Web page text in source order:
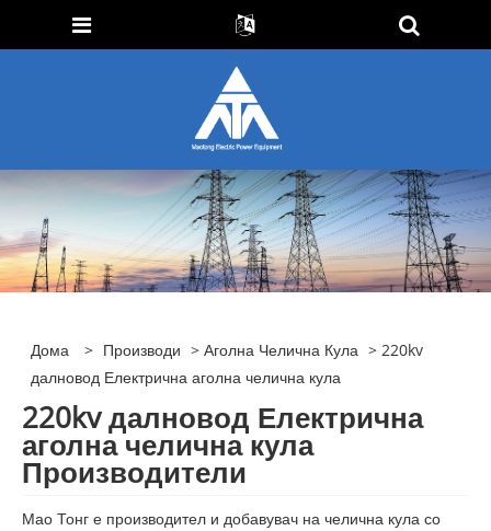
Дома > Производи >Аголна Челична Кула > 220kv
далновод Електрична аголна челична кула
220kv далновод Електрична
аголна челична кула
Производители
Мао Тонг е производител и добавувач на челична кула со